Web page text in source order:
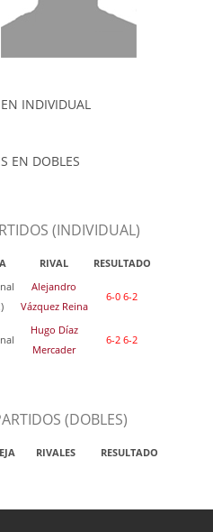
INDIVIDUAL
EN DOBLES
(INDIVIDUAL)
RIVAL
RESULTADO
Alejandro
Vázquez Reina
6-0 6-2
Hugo Díaz
Mercader
6-2 6-2
(DOBLES)
RIVALES RESULTADO